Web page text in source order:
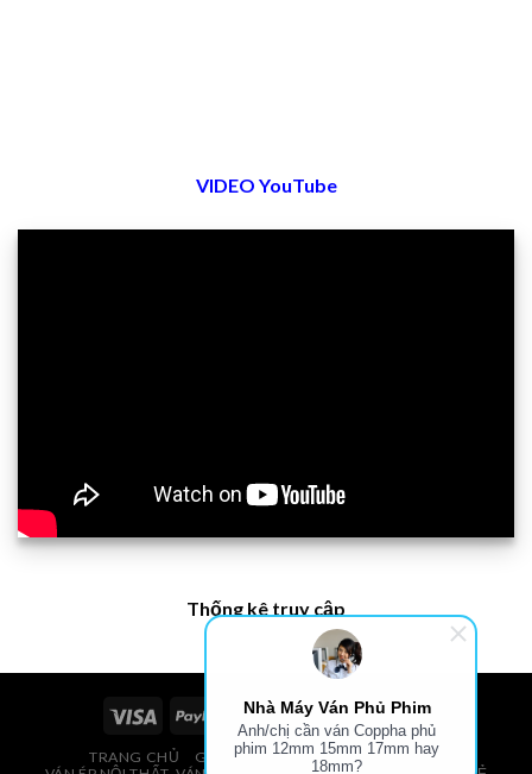
VIDEO YouTube
Thống kê truy cập
TRANG CHỦ
GIÁ VÁN PHỦ PHIM, VÁN COPPHA
Nhà Máy Ván Phủ Phim
Anh/chị cần ván Coppha phủ
phim 12mm 15mm 17mm hay
18mm?